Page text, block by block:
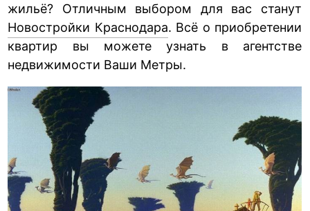
жильё? Отличным выбором для вас станут
Новостройки Краснодара. Всё о приобретении
квартир вы можете узнать в агентстве
недвижимости Ваши Метры.